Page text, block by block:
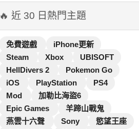
🔥 近 30 日熱門主題
免費遊戲
iPhone更新
Steam
Xbox
UBISOFT
HellDivers 2
Pokemon Go
iOS
PlayStation
PS4
Mod
加勒比海盜6
Epic Games
羊蹄山戰鬼
燕雲十六聲
Sony
慾望王座